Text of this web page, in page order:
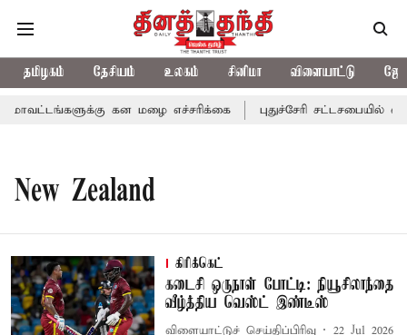
தமிழகம் தேசியம் உலகம் சினிமா விளையாட்டு
கன மழை எச்சரிக்கை புதுச்சேரி சட்டசபையில்
New Zealand
கிரிக்கெட்
கடைசி ஒருநாள் போட்டி: நியூசிலாந்தை
வீழ்த்திய வெஸ்ட் இண்டீஸ்
விளையாட்டுச் செய்திப்பிரிவு
22 Jul 2026